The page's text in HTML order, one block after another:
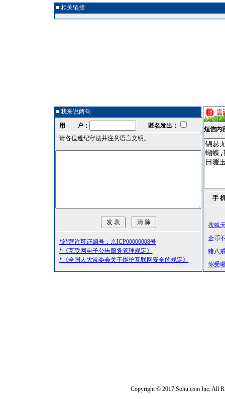
■ 相关链接
■ 我来说两句
用 户：
匿名发出：
请各位遵纪守法并注意语言文明。
*经营许可证编号：京ICP00000008号
*《互联网电子公告服务管理规定》
*《全国人大常委会关于维护互联网安全的规定》
短信内
手
搜狐
金币
猪八
你受
Copyright © 2017 Sohu.com Inc. All